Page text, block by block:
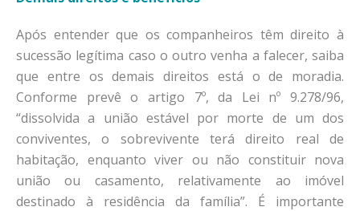
Após entender que os companheiros têm direito à
sucessão legítima caso o outro venha a falecer, saiba
que entre os demais direitos está o de moradia.
Conforme prevê o artigo 7º, da Lei nº 9.278/96,
“dissolvida a união estável por morte de um dos
conviventes, o sobrevivente terá direito real de
habitação, enquanto viver ou não constituir nova
união ou casamento, relativamente ao imóvel
destinado à residência da família”. É importante